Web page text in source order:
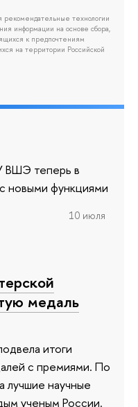
технологии
информации на основе сбора,
к предпочтениям
на территории Российской
ВШЭ теперь в
новыми функциями
10 июля
медаль
итоги
с премиями. По
лучшие научные
ученым России.